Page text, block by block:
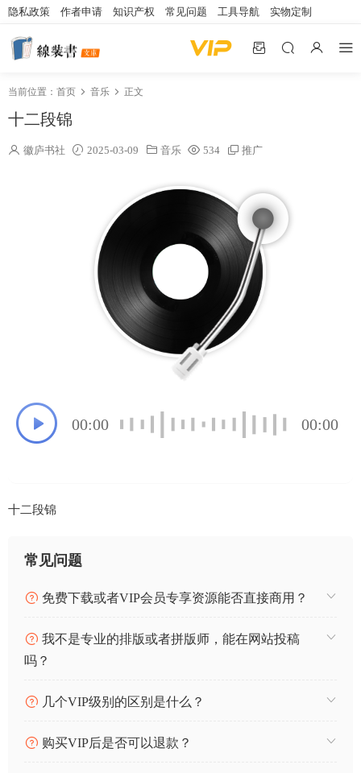
隐私政策 作者申请 知识产权 常见问题 工具导航 实物定制
当前位置： 首页 音乐 正文
十二段锦
徽庐书社 2025-03-09 音乐 534 推广
00:00 00:00
十二段锦
常见问题
免费下载或者VIP会员专享资源能否直接商用？
我不是专业的排版或者拼版师，能在网站投稿
吗？
几个VIP级别的区别是什么？
购买VIP后是否可以退款？